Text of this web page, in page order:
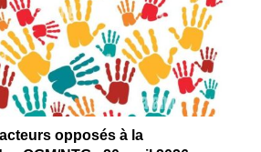
opposés à la